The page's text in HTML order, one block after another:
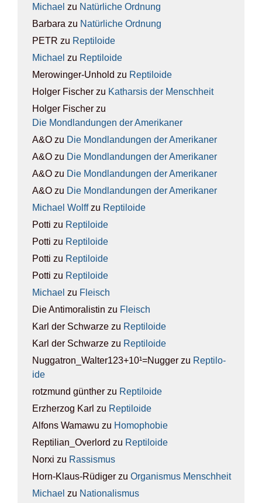
Michael zu Natür­li­che Ord­nung
Barbara zu Natür­li­che Ord­nung
PETR zu Rep­ti­lo­ide
Michael zu Rep­ti­lo­ide
Merowinger-Unhold zu Rep­ti­lo­ide
Holger Fischer zu Kathar­sis der Mensch­heit
Holger Fischer zu
Die Mond­lan­dun­gen der Ame­ri­ka­ner
A&O zu Die Mond­lan­dun­gen der Ame­ri­ka­ner
A&O zu Die Mond­lan­dun­gen der Ame­ri­ka­ner
A&O zu Die Mond­lan­dun­gen der Ame­ri­ka­ner
A&O zu Die Mond­lan­dun­gen der Ame­ri­ka­ner
Michael Wolffzu Rep­ti­lo­ide
Potti zu Rep­ti­lo­ide
Potti zu Rep­ti­lo­ide
Potti zu Rep­ti­lo­ide
Potti zu Rep­ti­lo­ide
Michael zu Fleisch
Die Antimoralistin zu Fleisch
Karl der Schwarze zu Rep­ti­lo­ide
Karl der Schwarze zu Rep­ti­lo­ide
Nuggatron_Walter123+10¹=Nugger zu Rep­ti­lo­
ide
rotzmund günther zu Rep­ti­lo­ide
Erzherzog Karl zu Rep­ti­lo­ide
Alfons Wamawu zu Homo­pho­bie
Reptilian_Overlord zu Rep­ti­lo­ide
Norxi zu Ras­sis­mus
Horn-Klaus-Rüdiger zu Orga­nis­mus Mensch­heit
Michael zu Natio­na­lis­mus